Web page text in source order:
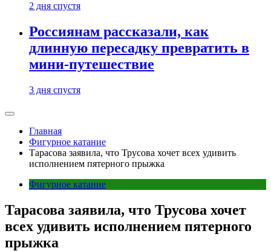
2 дня спустя
Россиянам рассказали, как
длинную пересадку превратить в
мини-путешествие
3 дня спустя
Главная
Фигурное катание
Тарасова заявила, что Трусова хочет всех удивить
исполнением пятерного прыжка
Фигурное катание
Тарасова заявила, что Трусова хочет
всех удивить исполнением пятерного
прыжка